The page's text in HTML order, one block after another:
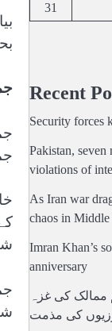
31
Recent
Security forces
Pakistan,
violations of
As Iran war
chaos in
Imran Khan’s
anniversary
عرب سمیت 8 مسلم ممالک کی غزہ
کی مذمت